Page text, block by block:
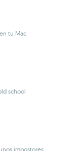
tu Mac
school
impostores